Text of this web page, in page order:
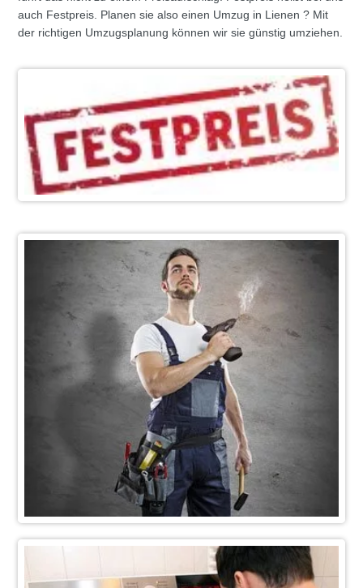
auch Festpreis. Planen sie also einen Umzug in Lienen ? Mit
der richtigen Umzugsplanung können wir sie günstig umziehen.